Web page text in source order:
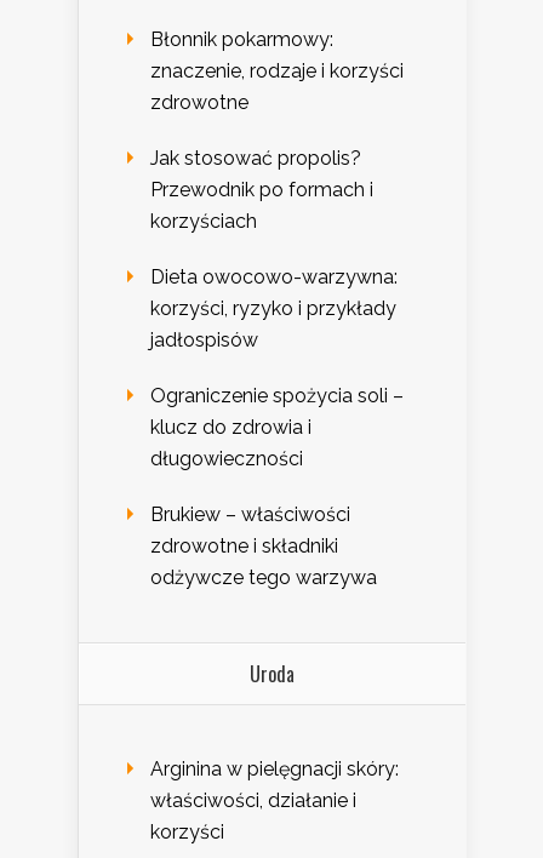
Błonnik pokarmowy:
znaczenie, rodzaje i korzyści
zdrowotne
Jak stosować propolis?
Przewodnik po formach i
korzyściach
Dieta owocowo-warzywna:
korzyści, ryzyko i przykłady
jadłospisów
Ograniczenie spożycia soli –
klucz do zdrowia i
długowieczności
Brukiew – właściwości
zdrowotne i składniki
odżywcze tego warzywa
Uroda
Arginina w pielęgnacji skóry:
właściwości, działanie i
korzyści